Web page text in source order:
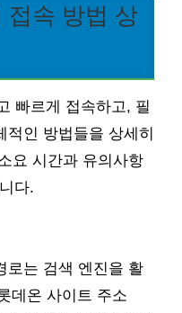
접속 방법 상
빠르게 접속하고, 필
인 방법들을 상세히
요 시간과 유의사항
다.
로는 검색 엔진을 활
데온 사이트 주소